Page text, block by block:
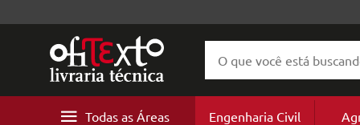
Todas as Áreas Engenharia Civil